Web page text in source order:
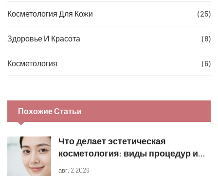
Косметология Для Кожи (25)
Здоровье И Красота (8)
Косметология (6)
Похожие Статьи
Что делает эстетическая
косметология: виды процедур и
реальные результаты
авг, 2 2026